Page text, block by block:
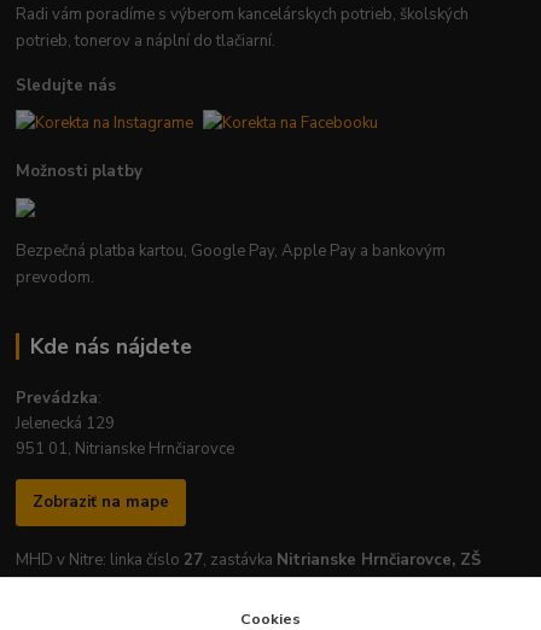
Radi vám poradíme s výberom kancelárskych potrieb, školských
potrieb, tonerov a náplní do tlačiarní.
Sledujte nás
Možnosti platby
Bezpečná platba kartou, Google Pay, Apple Pay a bankovým
prevodom.
Kde nás nájdete
Prevádzka:
Jelenecká 129
951 01, Nitrianske Hrnčiarovce
Zobraziť na mape
MHD v Nitre: linka číslo 27, zastávka Nitrianske Hrnčiarovce, ZŠ
Cookies